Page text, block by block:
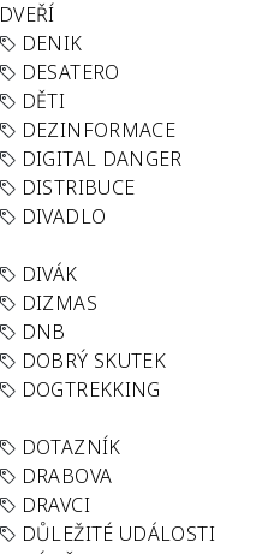
DVEŘÍ
DENIK
DESATERO
DĚTI
DEZINFORMACE
DIGITAL DANGER
DISTRIBUCE
DIVADLO
DIVÁK
DIZMAS
DNB
DOBRÝ SKUTEK
DOGTREKKING
DOTAZNÍK
DRABOVA
DRAVCI
DŮLEŽITÉ UDÁLOSTI